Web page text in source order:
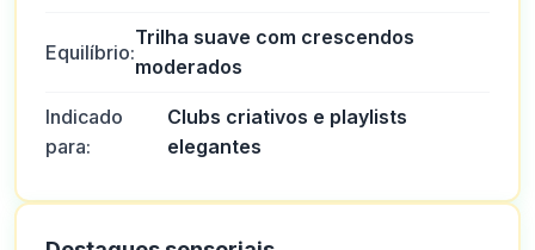
Equilíbrio:
Trilha suave com crescendos
moderados
Indicado
para:
Clubs criativos e playlists
elegantes